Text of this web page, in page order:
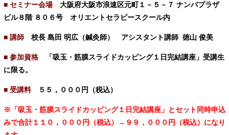
■ セミナー会場 大阪府大阪市浪速区元町１－５－７ ナンバプラザ
ビル８階 ８０６号 オリエントセラピースクール内
■ 講師 校長 島田 明広（鍼灸師） アシスタント講師 徳山 俊美
■ 参加資格
「吸玉・筋膜スライドカッピング１日完結講座」受講生
に限る。
■ 受講料５５，０００円（税込）
※「吸玉・筋膜スライドカッピング１日完結講座」とセット同時申込
みで合計１１０，０００円（税込）→９９，０００円（税込）になり